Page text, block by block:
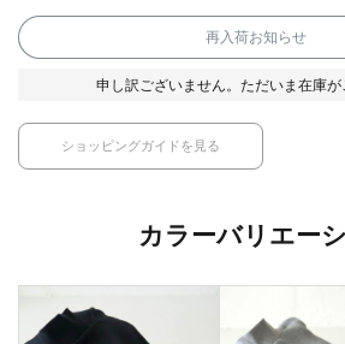
再入荷お知らせ
申し訳ございません。ただいま在庫が
ショッピングガイドを見る
カラーバリエー